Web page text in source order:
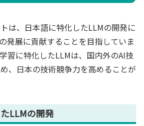
は、日本語に特化したLLMの開発に
発展に貢献することを目指していま
習に特化したLLMは、国内外のAI技
、日本の技術競争力を高めることが
LLMの開発